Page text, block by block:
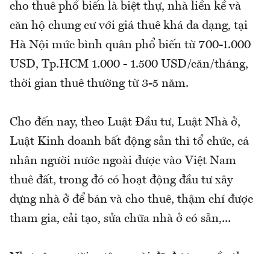
cho thuê phổ biến là biệt thự, nhà liền kề và
căn hộ chung cư với giá thuê khá đa dạng, tại
Hà Nội mức bình quân phổ biến từ 700-1.000
USD, Tp.HCM 1.000 - 1.500 USD/căn/tháng,
thời gian thuê thường từ 3-5 năm.
Cho đến nay, theo Luật Đầu tư, Luật Nhà ở,
Luật Kinh doanh bất động sản thì tổ chức, cá
nhân người nước ngoài được vào Việt Nam
thuê đất, trong đó có hoạt động đầu tư xây
dựng nhà ở để bán và cho thuê, thậm chí được
tham gia, cải tạo, sửa chữa nhà ở có sẵn,...